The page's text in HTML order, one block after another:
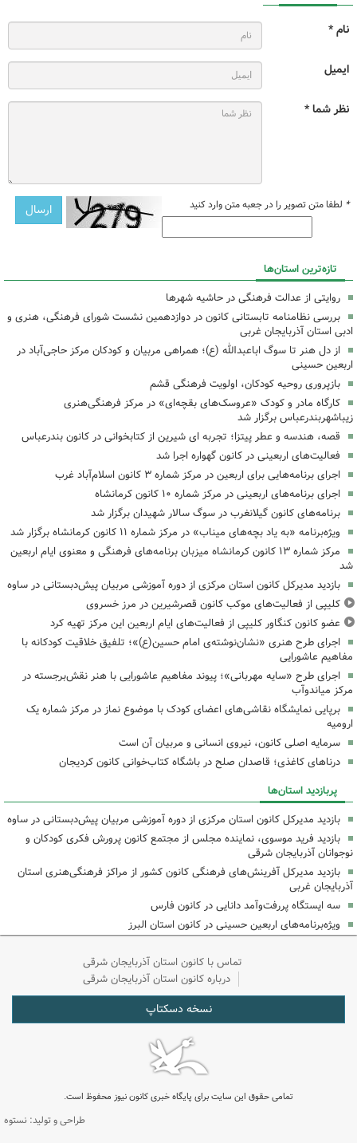
نام *
ایمیل
نظر شما *
* لطفا متن تصویر را در جعبه متن وارد کنید
تازه‌ترین استان‌ها
روایتی از عدالت فرهنگی در حاشیه شهرها
بررسی نظامنامه تابستانی کانون در دوازدهمین نشست شورای فرهنگی، هنری و
ادبی استان آذربایجان غربی
از دل هنر تا سوگ اباعبدالله (ع)؛ همراهی مربیان و کودکان مرکز حاجی‌آباد در
اربعین حسینی
بازپروری روحیه کودکان، اولویت فرهنگی قشم
کارگاه مادر و کودک «عروسک‌های بقچه‌ای» در مرکز فرهنگی‌هنری
زیباشهربندرعباس برگزار شد
قصه، هندسه و عطر پیتزا؛ تجربه ای شیرین از کتابخوانی در کانون بندرعباس
فعالیت‌های اربعینی در کانون گهواره اجرا شد
اجرای برنامه‌هایی برای اربعین در مرکز شماره ۳ کانون اسلام‌آباد غرب
اجرای برنامه‌های اربعینی در مرکز شماره ۱۰ کانون کرمانشاه
برنامه‌های کانون گیلانغرب در سوگ سالار شهیدان برگزار شد
ویژه‌برنامه «به یاد بچه‌های میناب» در مرکز شماره ۱۱ کانون کرمانشاه برگزار شد
مرکز شماره ۱۳ کانون کرمانشاه میزبان برنامه‌های فرهنگی و معنوی ایام اربعین
شد
بازدید مدیرکل کانون استان مرکزی از دوره آموزشی مربیان پیش‌دبستانی در ساوه
کلیپی از فعالیت‌های موکب کانون قصرشیرین در مرز خسروی
عضو کانون کنگاور کلیپی از فعالیت‌های ایام اربعین این مرکز تهیه کرد
اجرای طرح هنری «نشان‌نوشته‌ی امام حسین(ع)»؛ تلفیق خلاقیت کودکانه با
مفاهیم عاشورایی
اجرای طرح «سایه مهربانی»؛ پیوند مفاهیم عاشورایی با هنر نقش‌برجسته در
مرکز میاندوآب
برپایی نمایشگاه نقاشی‌های اعضای کودک با موضوع نماز در مرکز شماره یک
ارومیه
سرمایه اصلی کانون، نیروی انسانی و مربیان آن است
درناهای کاغذی؛ قاصدان صلح در باشگاه کتاب‌خوانی کانون کردیجان
پربازدید استان‌ها
بازدید مدیرکل کانون استان مرکزی از دوره آموزشی مربیان پیش‌دبستانی در ساوه
بازدید فرید موسوی، نماینده مجلس از مجتمع کانون پرورش فکری کودکان و
نوجوانان آذربایجان شرقی
بازدید مدیرکل آفرینش‌های فرهنگی کانون کشور از مراکز فرهنگی‌هنری استان
آذربایجان غربی
سه ایستگاه پررفت‌وآمد دانایی در کانون فارس
ویژه‌برنامه‌های اربعین حسینی در کانون استان البرز
تماس با کانون استان آذربایجان شرقی
درباره کانون استان آذربایجان شرقی
نسخه دسکتاپ
تمامی حقوق این سایت برای پایگاه خبری کانون نیوز محفوظ است.
طراحی و تولید: نستوه